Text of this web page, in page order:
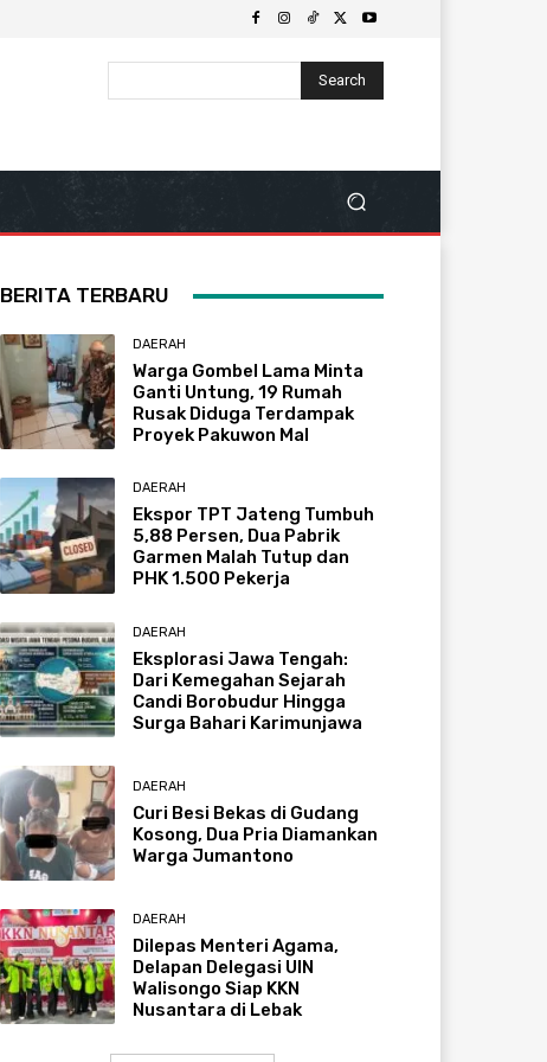
Search
BERITA TERBARU
DAERAH
Warga Gombel Lama Minta
Ganti Untung, 19 Rumah
Rusak Diduga Terdampak
Proyek Pakuwon Mal
DAERAH
Ekspor TPT Jateng Tumbuh
5,88 Persen, Dua Pabrik
Garmen Malah Tutup dan
PHK 1.500 Pekerja
DAERAH
Eksplorasi Jawa Tengah:
Dari Kemegahan Sejarah
Candi Borobudur Hingga
Surga Bahari Karimunjawa
DAERAH
Curi Besi Bekas di Gudang
Kosong, Dua Pria Diamankan
Warga Jumantono
DAERAH
Dilepas Menteri Agama,
Delapan Delegasi UIN
Walisongo Siap KKN
Nusantara di Lebak